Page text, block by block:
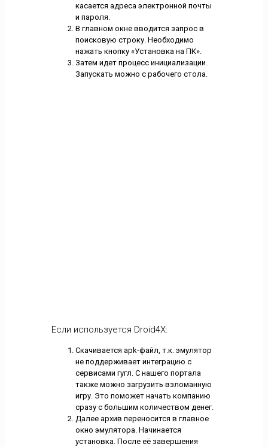
касается адреса электронной почты
и пароля.
В главном окне вводится запрос в
поисковую строку. Необходимо
нажать кнопку «Установка на ПК».
Затем идет процесс инициализации.
Запускать можно с рабочего стола.
Если используется Droid4X:
Скачивается apk-файл, т.к. эмулятор
не поддерживает интеграцию с
сервисами гугл. С нашего портала
также можно загрузить взломанную
игру. Это поможет начать компанию
сразу с большим количеством денег.
Далее архив переносится в главное
окно эмулятора. Начинается
установка. После её завершения